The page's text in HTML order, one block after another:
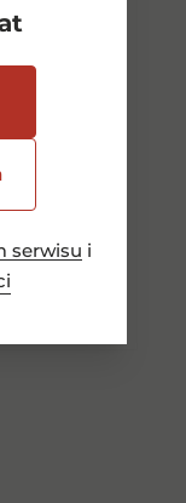
serwisu i
0,5l